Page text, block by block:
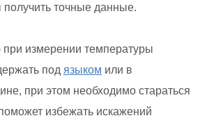
получить точные данные.
при измерении температуры
под языком или в
при этом необходимо стараться
избежать искажений